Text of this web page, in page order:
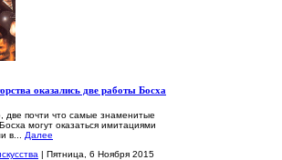
оказались две работы Босха
две почти что самые знаменитые
могут оказаться имитациями
в... Далее
| Пятница, 6 Ноября 2015